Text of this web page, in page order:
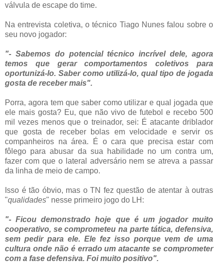
válvula de escape do time.
Na entrevista coletiva, o técnico Tiago Nunes falou sobre o
seu novo jogador:
"- Sabemos do potencial técnico incrível dele, agora
temos que gerar comportamentos coletivos para
oportunizá-lo. Saber como utilizá-lo, qual tipo de jogada
gosta de receber mais".
Porra, agora tem que saber como utilizar e qual jogada que
ele mais gosta? Eu, que não vivo de futebol e recebo 500
mil vezes menos que o treinador, sei: É atacante driblador
que gosta de receber bolas em velocidade e servir os
companheiros na área. É o cara que precisa estar com
fôlego para abusar da sua habilidade no um contra um,
fazer com que o lateral adversário nem se atreva a passar
da linha de meio de campo.
Isso é tão óbvio, mas o TN fez questão de atentar à outras
"qualidades" nesse primeiro jogo do LH:
"- Ficou demonstrado hoje que é um jogador muito
cooperativo, se comprometeu na parte tática, defensiva,
sem pedir para ele. Ele fez isso porque vem de uma
cultura onde não é errado um atacante se comprometer
com a fase defensiva. Foi muito positivo".